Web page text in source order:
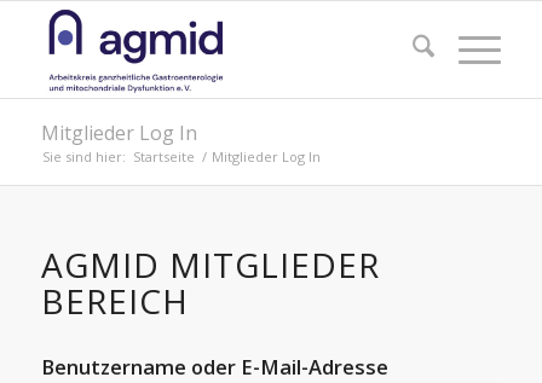
Mitglieder Log In
Sie sind hier: Startseite / Mitglieder Log In
AGMID MITGLIEDER
BEREICH
Benutzername oder E-Mail-Adresse